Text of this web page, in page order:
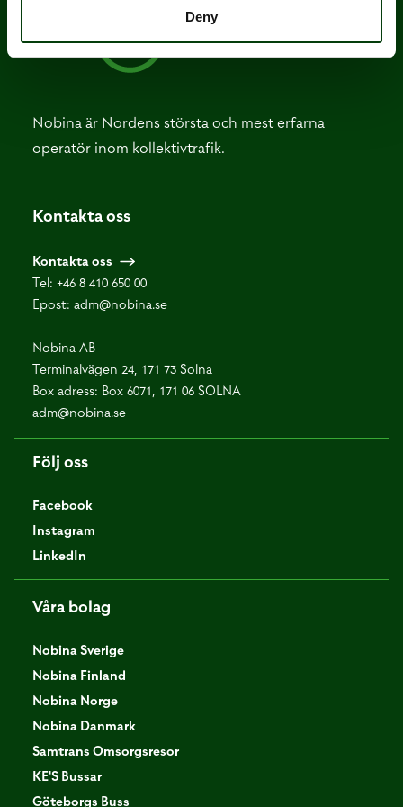
Deny
Nobina är Nordens största och mest erfarna
operatör inom kollektivtrafik.
Kontakta oss
Kontakta oss
Tel: +46 8 410 650 00
Epost: adm@nobina.se
Nobina AB
Terminalvägen 24, 171 73 Solna
Box adress: Box 6071, 171 06 SOLNA
adm@nobina.se
Följ oss
Facebook
Instagram
LinkedIn
Våra bolag
Nobina Sverige
Nobina Finland
Nobina Norge
Nobina Danmark
Samtrans Omsorgsresor
KE'S Bussar
Göteborgs Buss